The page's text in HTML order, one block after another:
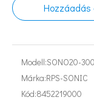
Jelenleg az
Hozzáadás
Modell:SONO20-
Márka:RPS-SONIC
Kód:8452219000